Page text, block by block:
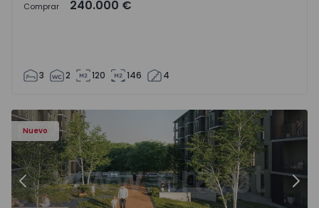
Comprar 240.000 €
3 2 120 146 4
Nuevo
1575522 - 8
Apartamento T2 Vila Nova de Gaia, Oliveira do Douro -
Anterior